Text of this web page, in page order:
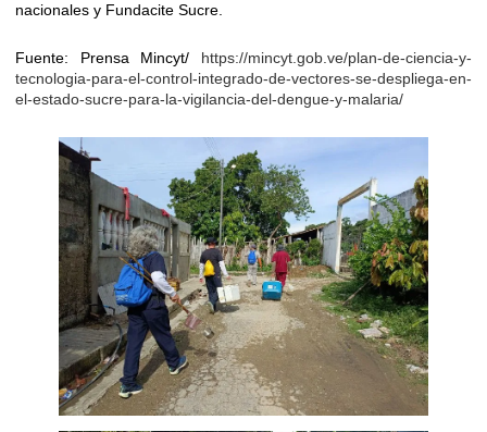
nacionales y Fundacite Sucre.
Fuente: Prensa Mincyt/ https://mincyt.gob.ve/plan-de-ciencia-y-
tecnologia-para-el-control-integrado-de-vectores-se-despliega-en-
el-estado-sucre-para-la-vigilancia-del-dengue-y-malaria/